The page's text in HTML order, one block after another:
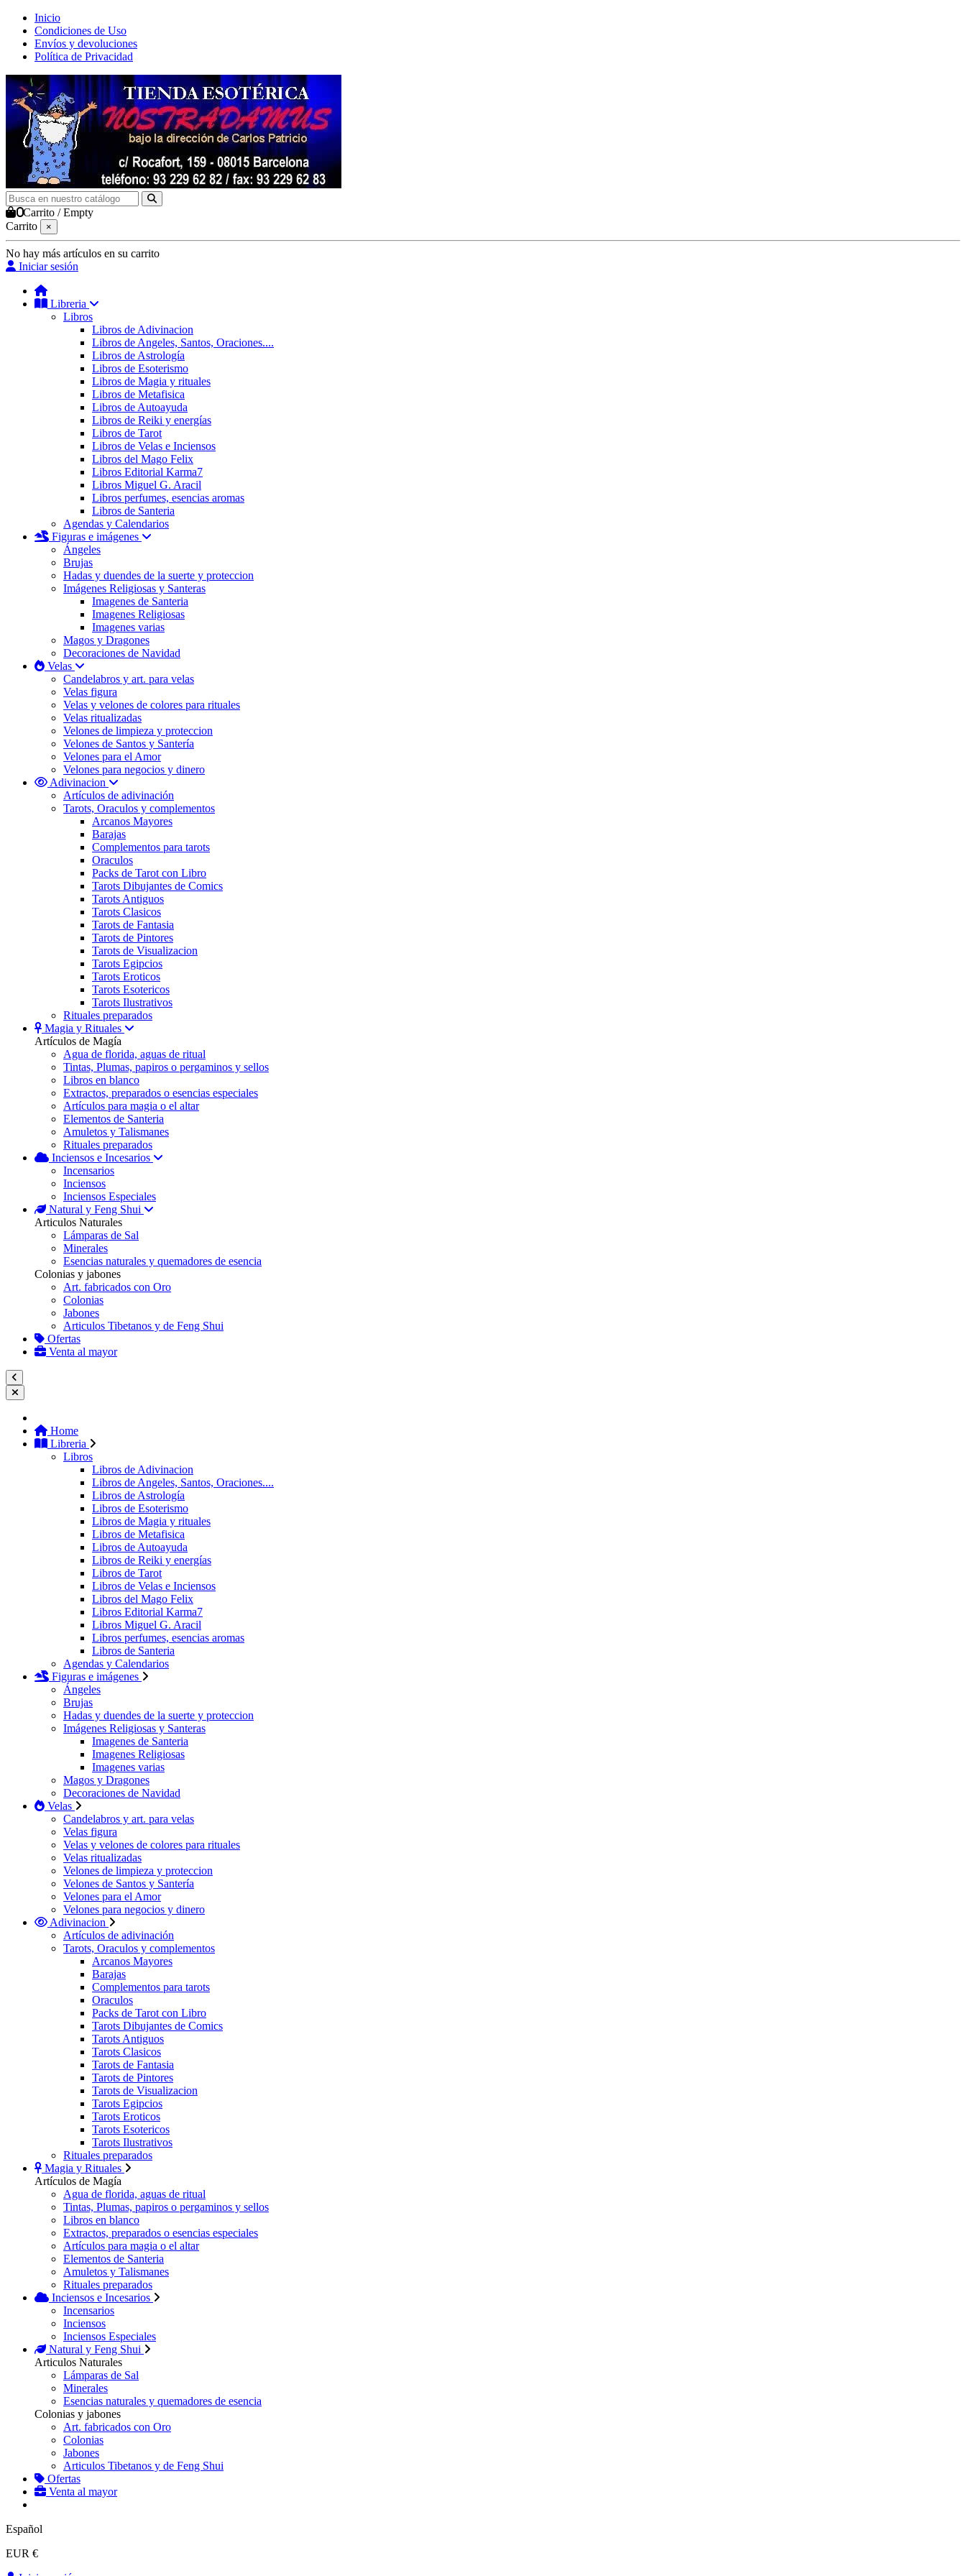
Inicio
Condiciones de Uso
Envíos y devoluciones
Política de Privacidad
0Carrito /Empty
Carrito
×
No hay más artículos en su carrito
Iniciar sesión
Libreria
Libros
Libros de Adivinacion
Libros de Angeles, Santos, Oraciones....
Libros de Astrología
Libros de Esoterismo
Libros de Magia y rituales
Libros de Metafisica
Libros de Autoayuda
Libros de Reiki y energías
Libros de Tarot
Libros de Velas e Inciensos
Libros del Mago Felix
Libros Editorial Karma7
Libros Miguel G. Aracil
Libros perfumes, esencias aromas
Libros de Santeria
Agendas y Calendarios
Figuras e imágenes
Ángeles
Brujas
Hadas y duendes de la suerte y proteccion
Imágenes Religiosas y Santeras
Imagenes de Santeria
Imagenes Religiosas
Imagenes varias
Magos y Dragones
Decoraciones de Navidad
Velas
Candelabros y art. para velas
Velas figura
Velas y velones de colores para rituales
Velas ritualizadas
Velones de limpieza y proteccion
Velones de Santos y Santería
Velones para el Amor
Velones para negocios y dinero
Adivinacion
Artículos de adivinación
Tarots, Oraculos y complementos
Arcanos Mayores
Barajas
Complementos para tarots
Oraculos
Packs de Tarot con Libro
Tarots Dibujantes de Comics
Tarots Antiguos
Tarots Clasicos
Tarots de Fantasia
Tarots de Pintores
Tarots de Visualizacion
Tarots Egipcios
Tarots Eroticos
Tarots Esotericos
Tarots Ilustrativos
Rituales preparados
Magia y Rituales
Artículos de Magía
Agua de florida, aguas de ritual
Tintas, Plumas, papiros o pergaminos y sellos
Libros en blanco
Extractos, preparados o esencias especiales
Artículos para magia o el altar
Elementos de Santeria
Amuletos y Talismanes
Rituales preparados
Inciensos e Incesarios
Incensarios
Inciensos
Inciensos Especiales
Natural y Feng Shui
Articulos Naturales
Lámparas de Sal
Minerales
Esencias naturales y quemadores de esencia
Colonias y jabones
Art. fabricados con Oro
Colonias
Jabones
Articulos Tibetanos y de Feng Shui
Ofertas
Venta al mayor
Home
Libreria
Libros
Libros de Adivinacion
Libros de Angeles, Santos, Oraciones....
Libros de Astrología
Libros de Esoterismo
Libros de Magia y rituales
Libros de Metafisica
Libros de Autoayuda
Libros de Reiki y energías
Libros de Tarot
Libros de Velas e Inciensos
Libros del Mago Felix
Libros Editorial Karma7
Libros Miguel G. Aracil
Libros perfumes, esencias aromas
Libros de Santeria
Agendas y Calendarios
Figuras e imágenes
Ángeles
Brujas
Hadas y duendes de la suerte y proteccion
Imágenes Religiosas y Santeras
Imagenes de Santeria
Imagenes Religiosas
Imagenes varias
Magos y Dragones
Decoraciones de Navidad
Velas
Candelabros y art. para velas
Velas figura
Velas y velones de colores para rituales
Velas ritualizadas
Velones de limpieza y proteccion
Velones de Santos y Santería
Velones para el Amor
Velones para negocios y dinero
Adivinacion
Artículos de adivinación
Tarots, Oraculos y complementos
Arcanos Mayores
Barajas
Complementos para tarots
Oraculos
Packs de Tarot con Libro
Tarots Dibujantes de Comics
Tarots Antiguos
Tarots Clasicos
Tarots de Fantasia
Tarots de Pintores
Tarots de Visualizacion
Tarots Egipcios
Tarots Eroticos
Tarots Esotericos
Tarots Ilustrativos
Rituales preparados
Magia y Rituales
Artículos de Magía
Agua de florida, aguas de ritual
Tintas, Plumas, papiros o pergaminos y sellos
Libros en blanco
Extractos, preparados o esencias especiales
Artículos para magia o el altar
Elementos de Santeria
Amuletos y Talismanes
Rituales preparados
Inciensos e Incesarios
Incensarios
Inciensos
Inciensos Especiales
Natural y Feng Shui
Articulos Naturales
Lámparas de Sal
Minerales
Esencias naturales y quemadores de esencia
Colonias y jabones
Art. fabricados con Oro
Colonias
Jabones
Articulos Tibetanos y de Feng Shui
Ofertas
Venta al mayor
Español
EUR €